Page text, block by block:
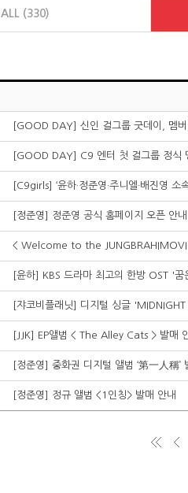
ALL (330)
[GOOD DAY] 신인 걸그룹 굿데이, 멤
[GOOD DAY] C9 엔터 첫 걸그룹 정식
[C9girls] ‘윤하·정준영·주니엘·배진영
[정준영] 정준영 공식 홈페이지 오픈 안내
< Welcome to the
[윤하] KBS 드라마 최고의 한방 OST '꿈
[쟈코비플래닛] 디지털 싱글
[JJK] EP앨범 < The Alley Cats > 발매
[정준영] 중화권 디지털 앨범 ‘第一人稱’
[정준영] 정규 앨범 <1인칭> 발매 안내